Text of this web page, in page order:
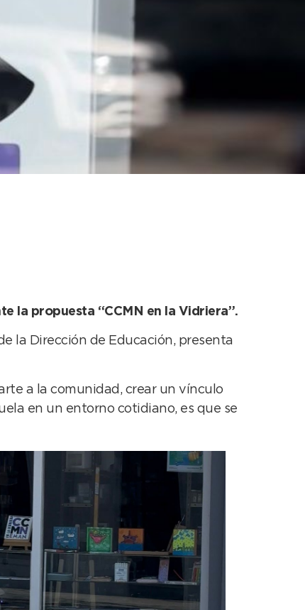
la propuesta “CCMN en la Vidriera”.
la Dirección de Educación, presenta
a la comunidad, crear un vínculo
en un entorno cotidiano, es que se